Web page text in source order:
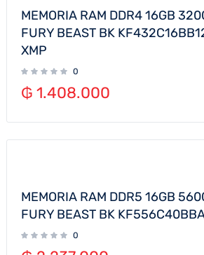
MEMORIA RAM DDR4 16GB
FURY BEAST BK
XMP
0
₲ 1.408.000
MEMORIA RAM DDR5 16GB
FURY BEAST BK
0